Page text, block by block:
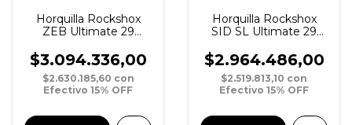
Horquilla Rockshox
ZEB Ultimate 29
Tapered Crown RED
$3.094.336,00
$2.630.185,60 con
Efectivo 15% OFF
Horquilla Rockshox
SID SL Ultimate 29
Tapered 2P S/Remote
R
$2.964.486,00
$2.519.813,10 con
Efectivo 15% OFF